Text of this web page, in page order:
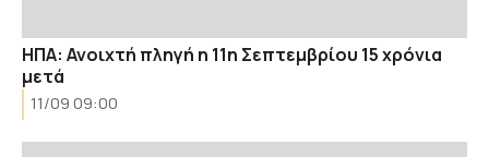
ΗΠΑ: Ανοιχτή πληγή η 11η Σεπτεμβρίου 15 χρόνια
μετά
11/09 09:00